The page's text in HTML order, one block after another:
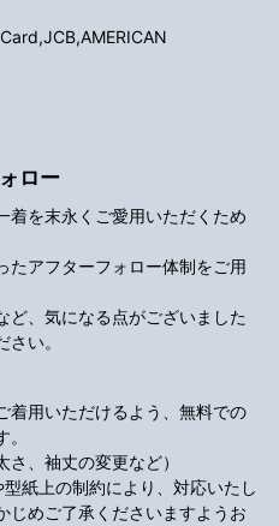
ロー
着を末永くご愛用いただくため
たアフターフォロー体制をご用
ど、気になる点がございました
い。
着用いただけるよう、無料での
さ、袖丈の変更など）
紙上の制約により、対応いたし
じめご了承くださいますようお